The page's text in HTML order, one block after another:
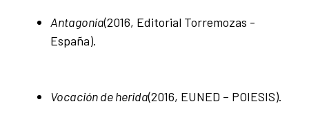
Antagonía(2016, Editorial Torremozas -
España).
Vocación de herida(2016, EUNED – POIESIS).